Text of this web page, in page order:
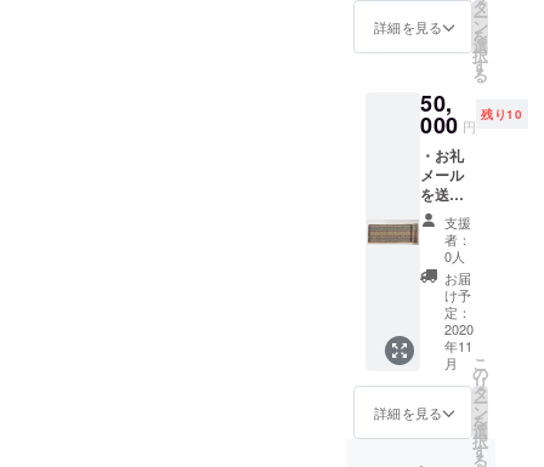
浜市近
郊 往
担 チ
ケット
限：
2021年
末ま
で） ・
当会の
ウェブ
サイト
に「寄
付者一
覧」に
お名前
を掲載
しま
す。 ※
レター
を送付
リンク
トゥ
ミャン
マーの
イベン
ト一回
無料ご
招待し
ます。
（未
定：
2020年
12月
頃 場
所：横
浜市近
郊 往
詳細を見る
タ
ー
ン
を
選
択
す
る
50,
000 円
残り10
・お礼
メール
を送付
しま
す。 ・
支援を
受けた
ミャン
マー人
からの
お礼
メッ
セージ
レター
を送付
支援
者：
0人
お届
け予
定：
2020
年11
月
詳細を見る
こ
の
リ
タ
ー
ン
を
選
択
す
る